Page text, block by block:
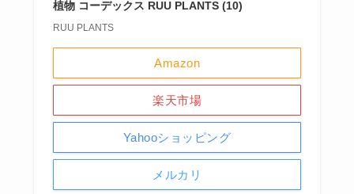
植物 コーデックス RUU PLANTS (10)
RUU PLANTS
Amazon
楽天市場
Yahooショッピング
メルカリ